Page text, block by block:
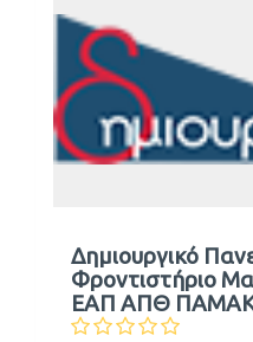
Δημιουργικό
Φροντιστήριο
ΕΑΠ ΑΠΘ ΠΑΜΑΚ